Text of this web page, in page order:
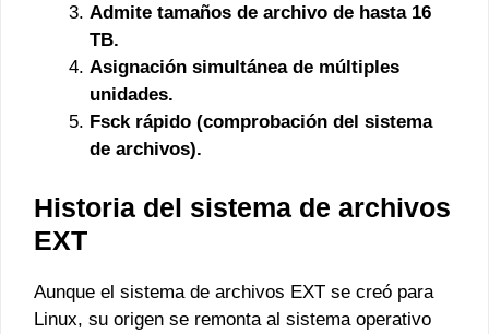
Admite tamaños de archivo de hasta 16
TB.
Asignación simultánea de múltiples
unidades.
Fsck rápido (comprobación del sistema
de archivos).
Historia del sistema de archivos
EXT
Aunque el sistema de archivos EXT se creó para
Linux, su origen se remonta al sistema operativo